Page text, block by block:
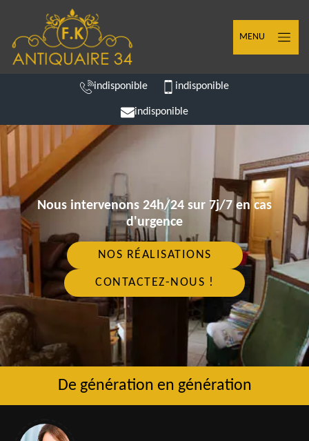
MENU
indisponible indisponible
indisponible
Nous intervenons 24h/24 sur 7j/7 en cas
d'urgence
NOS RÉALISATIONS
CONTACTEZ-NOUS !
De génération en génération